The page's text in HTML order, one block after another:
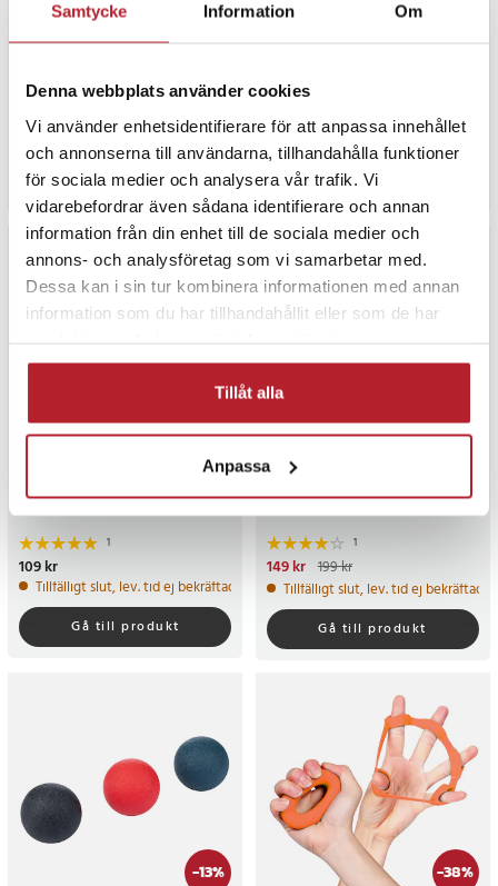
Samtycke Information Om
Denna webbplats använder cookies
Vi använder enhetsidentifierare för att anpassa innehållet
och annonserna till användarna, tillhandahålla funktioner
för sociala medier och analysera vår trafik. Vi
vidarebefordrar även sådana identifierare och annan
information från din enhet till de sociala medier och
annons- och analysföretag som vi samarbetar med.
Dessa kan i sin tur kombinera informationen med annan
information som du har tillhandahållit eller som de har
Tillåt alla
Anpassa
Wonder Core 10-i-1
träningsutrustning /
hemmagym träningssystem
Pris :799 kr
799 kr
Just nu har vi bara 2 kvar av denna produkt
Köp
Pris :699 kr
699 kr
Sista exemplaret
Köp
1
Pris:109 kr
109 kr
Tillfälligt slut, lev. tid ej bekräftad.
Gå till produkt
-25%
Gymstick Handtränare med
justerbar styrka
1
Nuvarande pris
pris:199 kr
149 kr 199 kr
Tillfälligt slut, lev. tid ej bekräftad.
Gå till produkt
-13% -38%